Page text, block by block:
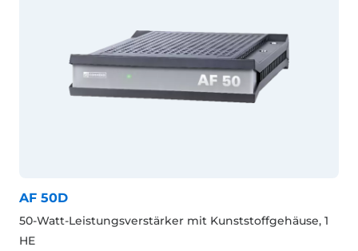
AF 50D
50-Watt-Leistungsverstärker mit Kunststoffgehäuse, 1
HE